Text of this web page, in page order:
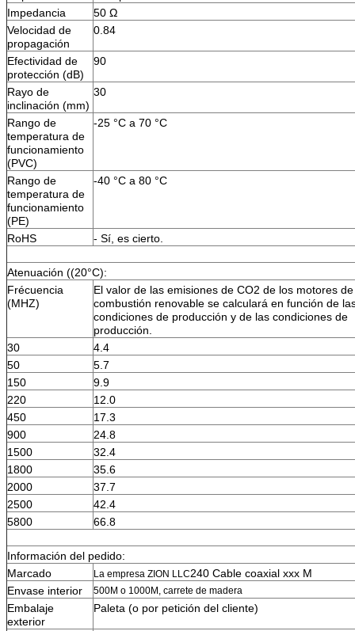
Impedancia
50 Ω
Velocidad de
propagación
0.84
Efectividad de
protección (dB)
90
Rayo de
inclinación (mm)
30
Rango de
temperatura de
funcionamiento
(PVC)
-25 °C a 70 °C
Rango de
temperatura de
funcionamiento
(PE)
-40 °C a 80 °C
RoHS - Sí, es cierto.
Atenuación ((20°C):
Frécuencia
(MHZ)
El valor de las emisiones de CO2 de los motores de
combustión renovable se calculará en función de
condiciones de producción y de las condiciones de
producción.
30
4.4
50
5.7
150
9.9
220
12.0
450
17.3
900
24.8
1500
32.4
1800
35.6
2000
37.7
2500
42.4
5800
66.8
Información del pedido:
Marcado
La empresa ZION LLC240 Cable coaxial xxx M
Envase interior
500M o 1000M, carrete de madera
Embalaje
exterior
Paleta (o por petición del cliente)